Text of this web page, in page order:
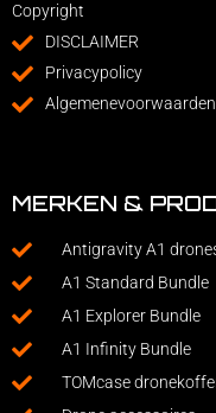
Copyright
DISCLAIMER
Privacypolicy
Algemenevoorwaarden
MERKEN &
Antigravity A1
A1 Standard Bundle
A1 Explorer Bundle
A1 Infinity Bundle
TOMcase